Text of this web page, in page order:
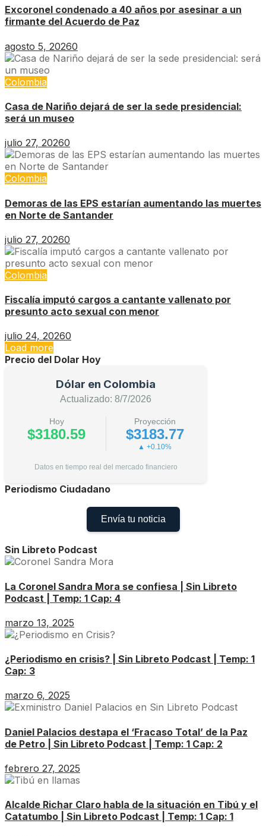
Excoronel condenado a 40 años por asesinar a un
firmante del Acuerdo de Paz
agosto 5, 20260
Colombia
Casa de Nariño dejará de ser la sede presidencial:
será un museo
julio 27, 20260
Colombia
Demoras de las EPS estarían aumentando las muertes
en Norte de Santander
julio 27, 20260
Colombia
Fiscalía imputó cargos a cantante vallenato por
presunto acto sexual con menor
julio 24, 20260
Load more
Precio del Dolar Hoy
Dólar en Colombia
Actualizado: 8/7/2026
Hoy
$3180.59
Proyección
$3183.77
▲ +0.10%
Datos en tiempo real del mercado financiero
Periodismo Ciudadano
Envía tu noticia
Sin Libreto Podcast
La Coronel Sandra Mora se confiesa | Sin Libreto
Podcast | Temp: 1 Cap: 4
marzo 13, 2025
¿Periodismo en crisis? | Sin Libreto Podcast | Temp: 1
Cap: 3
marzo 6, 2025
Daniel Palacios destapa el ‘Fracaso Total’ de la Paz
de Petro | Sin Libreto Podcast | Temp: 1 Cap: 2
febrero 27, 2025
Alcalde Richar Claro habla de la situación en Tibú y el
Catatumbo | Sin Libreto Podcast | Temp: 1 Cap: 1